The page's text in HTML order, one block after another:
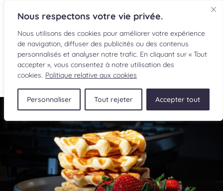
Nous respectons votre vie privée.
Nous utilisons des cookies pour améliorer votre expérience
de navigation, diffuser des publicités ou des contenus
personnalisés et analyser notre trafic. En cliquant sur « Tout
accepter », vous consentez à notre utilisation des
cookies. Politique relative aux cookies
Personnaliser Tout rejeter Accepter tout
EN
RECETTES
INGRÉDIENTS
LECTURES CULINAIRES
SOUMETTRE UNE RECETTE